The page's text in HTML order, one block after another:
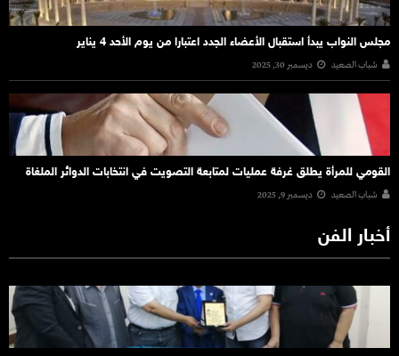
مجلس النواب يبدأ استقبال الأعضاء الجدد اعتبارا من يوم الأحد 4 يناير
شباب الصعيد ديسمبر 30, 2025
القومي للمرأة يطلق غرفة عمليات لمتابعة التصويت في انتخابات الدوائر الملغاة
شباب الصعيد ديسمبر 9, 2025
أخبار الفن